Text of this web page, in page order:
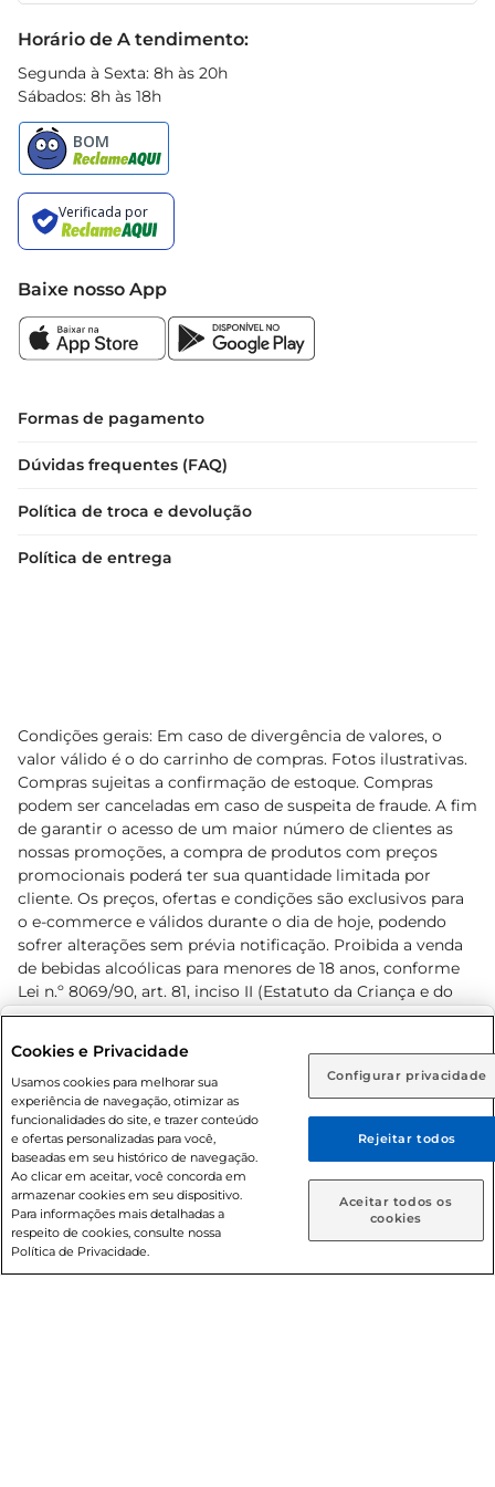
Rio de Janeiro (RJ) Goiás (GO)
Ou
Caso queira comprar online, informe como deseja receber
suas compras:
Entrega em casa Retire em Loja
Horário de A tendimento:
Segunda à Sexta: 8h às 20h
Sábados: 8h às 18h
Baixe nosso App
Formas de pagamento
Dúvidas frequentes (FAQ)
Política de troca e devolução
Política de entrega
Condições gerais: Em caso de divergência de valores, o
valor válido é o do carrinho de compras. Fotos ilustrativas.
Compras sujeitas a confirmação de estoque. Compras
podem ser canceladas em caso de suspeita de fraude. A fim
de garantir o acesso de um maior número de clientes as
nossas promoções, a compra de produtos com preços
promocionais poderá ter sua quantidade limitada por
cliente. Os preços, ofertas e condições são exclusivos para
o e-commerce e válidos durante o dia de hoje, podendo
sofrer alterações sem prévia notificação. Proibida a venda
de bebidas alcoólicas para menores de 18 anos, conforme
Lei n.º 8069/90, art. 81, inciso II (Estatuto da Criança e do
Adolescente). Preços e condições exclusivos para o
prévio. O valor mínimo para as compras on-line é de R$
80,00.
© 2026 Copyright. Todos os direitos
reservados Prezunic.
Cookies e Privacidade
Usamos cookies para melhorar sua
experiência de navegação, otimizar as
funcionalidades do site, e trazer conteúdo
e ofertas personalizadas para você,
baseadas em seu histórico de navegação.
Ao clicar em aceitar, você concorda em
armazenar cookies em seu dispositivo.
Para informações mais detalhadas a
respeito de cookies, consulte nossa
Política de Privacidade.
Configurar privacidade
Rejeitar todos
Aceitar todos os
cookies